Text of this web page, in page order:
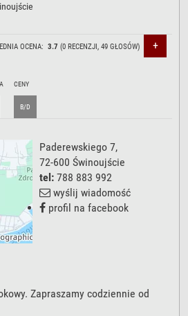
OCENA:3.7 (0 RECENZJI,49 GŁOSÓW) +
CENY
B/D
Paderewskiego 7,
72-600 Świnoujście
tel: 788 883 992
wyślij wiadomość
profil na facebook
Zapraszamy codziennie od